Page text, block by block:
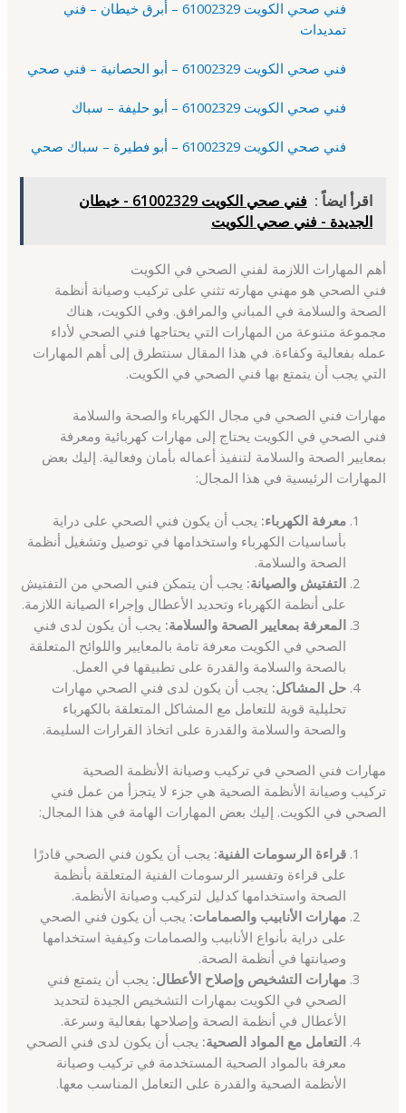
فني صحي الكويت 61002329 – أبرق خيطان – فني
تمديدات
فني صحي الكويت 61002329 – أبو الحصانية – فني صحي
فني صحي الكويت 61002329 – أبو حليفة – سباك
فني صحي الكويت 61002329 – أبو فطيرة – سباك صحي
اقرأ ايضاً :
فني صحي الكويت 61002329 - خيطان
الجديدة - فني صحي الكويت
أهم المهارات اللازمة لفني الصحي في الكويت
فني الصحي هو مهني مهارته تثني على تركيب وصيانة أنظمة
الصحة والسلامة في المباني والمرافق. وفي الكويت، هناك
مجموعة متنوعة من المهارات التي يحتاجها فني الصحي لأداء
عمله بفعالية وكفاءة. في هذا المقال سنتطرق إلى أهم المهارات
التي يجب أن يتمتع بها فني الصحي في الكويت.
مهارات فني الصحي في مجال الكهرباء والصحة والسلامة
فني الصحي في الكويت يحتاج إلى مهارات كهربائية ومعرفة
بمعايير الصحة والسلامة لتنفيذ أعماله بأمان وفعالية. إليك بعض
المهارات الرئيسية في هذا المجال:
معرفة الكهرباء: يجب أن يكون فني الصحي على دراية
بأساسيات الكهرباء واستخدامها في توصيل وتشغيل أنظمة
الصحة والسلامة.
التفتيش والصيانة: يجب أن يتمكن فني الصحي من التفتيش
على أنظمة الكهرباء وتحديد الأعطال وإجراء الصيانة اللازمة.
المعرفة بمعايير الصحة والسلامة: يجب أن يكون لدى فني
الصحي في الكويت معرفة تامة بالمعايير واللوائح المتعلقة
بالصحة والسلامة والقدرة على تطبيقها في العمل.
حل المشاكل: يجب أن يكون لدى فني الصحي مهارات
تحليلية قوية للتعامل مع المشاكل المتعلقة بالكهرباء
والصحة والسلامة والقدرة على اتخاذ القرارات السليمة.
مهارات فني الصحي في تركيب وصيانة الأنظمة الصحية
تركيب وصيانة الأنظمة الصحية هي جزء لا يتجزأ من عمل فني
الصحي في الكويت. إليك بعض المهارات الهامة في هذا المجال:
قراءة الرسومات الفنية: يجب أن يكون فني الصحي قادرًا
على قراءة وتفسير الرسومات الفنية المتعلقة بأنظمة
الصحة واستخدامها كدليل لتركيب وصيانة الأنظمة.
مهارات الأنابيب والصمامات: يجب أن يكون فني الصحي
على دراية بأنواع الأنابيب والصمامات وكيفية استخدامها
وصيانتها في أنظمة الصحة.
مهارات التشخيص وإصلاح الأعطال: يجب أن يتمتع فني
الصحي في الكويت بمهارات التشخيص الجيدة لتحديد
الأعطال في أنظمة الصحة وإصلاحها بفعالية وسرعة.
التعامل مع المواد الصحية: يجب أن يكون لدى فني الصحي
معرفة بالمواد الصحية المستخدمة في تركيب وصيانة
الأنظمة الصحية والقدرة على التعامل المناسب معها.